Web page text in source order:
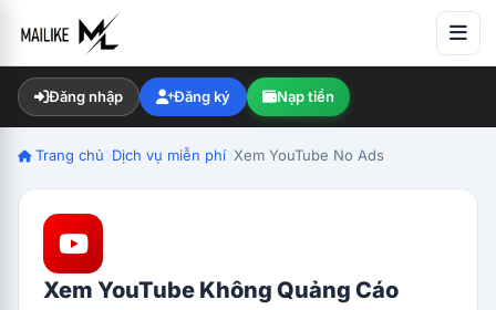
Đăng nhập Đăng ký Nạp tiền
Trang chủ Dịch vụ miễn phí Xem YouTube No Ads
Xem YouTube Không Quảng Cáo